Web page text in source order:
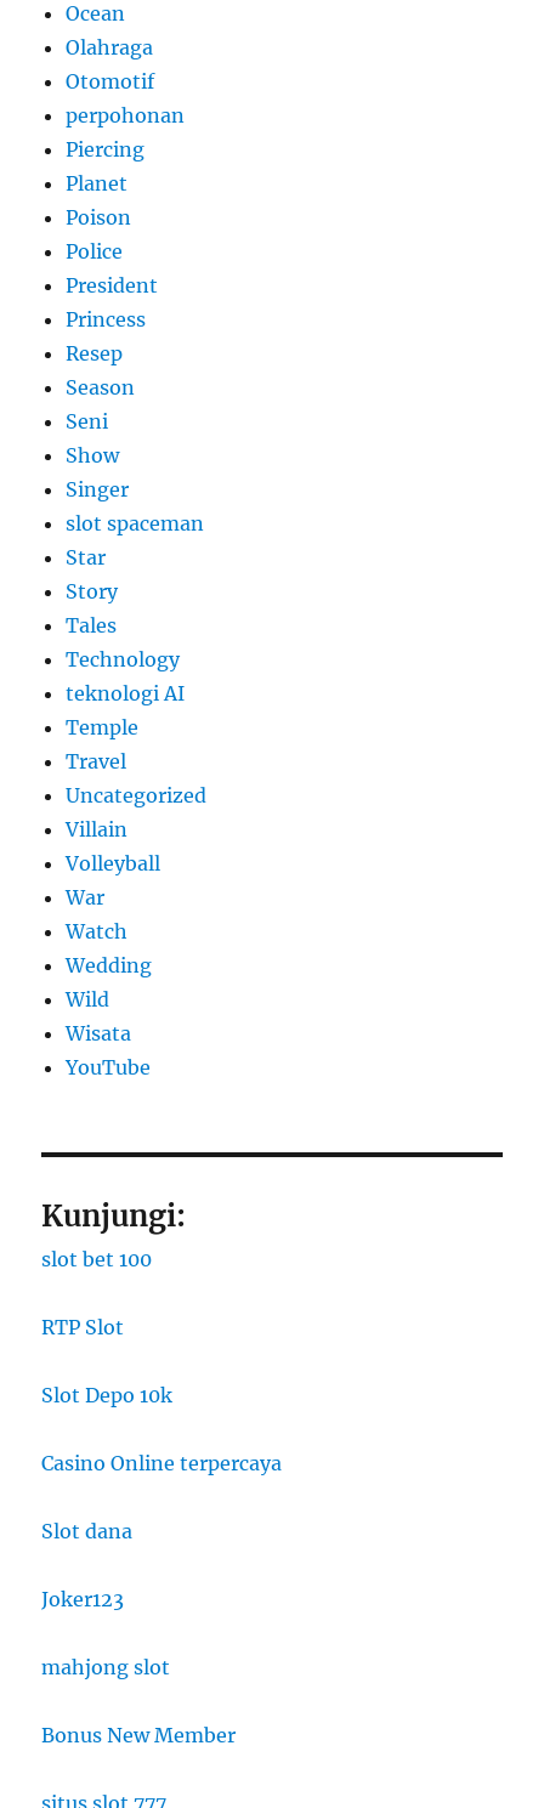
Ocean
Olahraga
Otomotif
perpohonan
Piercing
Planet
Poison
Police
President
Princess
Resep
Season
Seni
Show
Singer
slot spaceman
Star
Story
Tales
Technology
teknologi AI
Temple
Travel
Uncategorized
Villain
Volleyball
War
Watch
Wedding
Wild
Wisata
YouTube
Kunjungi:
slot bet 100
RTP Slot
Slot Depo 10k
Casino Online terpercaya
Slot dana
Joker123
mahjong slot
Bonus New Member